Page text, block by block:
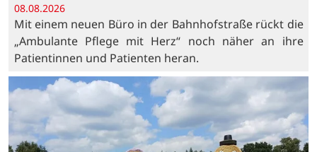
08.08.2026
Mit einem neuen Büro in der Bahnhofstraße rückt die
„Ambulante Pflege mit Herz“ noch näher an ihre
Patientinnen und Patienten heran.